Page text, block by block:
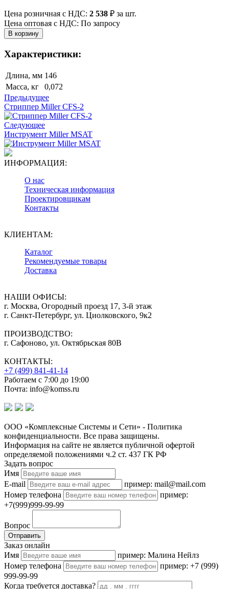
Цена розничная с НДС: 2 538 ₽ за шт.
Цена оптовая с НДС: По запросу
Характеристики:
Длина, мм 146
Масса, кг
0,072
Предыдущее
Стриппер Miller CFS-2
Следующее
Инструмент Miller MSAT
ИНФОРМАЦИЯ:
О нас
Техническая информация
Проектировщикам
Контакты
КЛИЕНТАМ:
Каталог
Рекомендуемые товары
Доставка
НАШИ ОФИСЫ:
г. Москва, Огородный проезд 17, 3-й этаж
г. Санкт-Петербург, ул. Циолковского, 9к2
ПРОИЗВОДСТВО:
г. Сафоново, ул. Октябрьская 80В
КОНТАКТЫ:
+7 (499) 841-41-14
Работаем с 7:00 до 19:00
Почта: info@komss.ru
ООО «Комплексные Системы и Сети» - Политика
конфиденциальности. Все права защищены.
Информация на сайте не является публичной офертой
определяемой положениями ч.2 ст. 437 ГК РФ
Задать вопрос
Имя
E-mail
пример: mail@mail.com
Номер телефона
пример:
+7(999)999-99-99
Вопрос
Отправить
Заказ онлайн
Имя
пример: Малина Нейлз
Номер телефона
пример: +7 (999)
999-99-99
Когда требуется доставка?